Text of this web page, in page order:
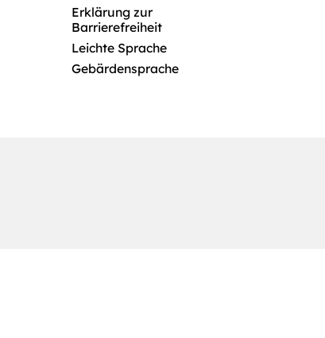
Erklärung zur
Barrierefreiheit
Leichte Sprache
Gebärdensprache